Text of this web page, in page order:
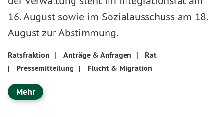
16. August sowie im Sozialausschuss am 18.
August zur Abstimmung.
Ratsfraktion | Anträge & Anfragen |
Rat
|
Pressemitteilung | Flucht & Migration
Mehr